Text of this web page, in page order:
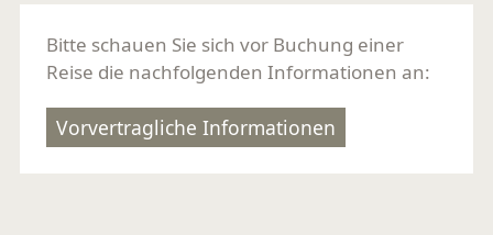
Bitte schauen Sie sich vor Buchung einer
Reise die nachfolgenden Informationen an:
Vorvertragliche Informationen